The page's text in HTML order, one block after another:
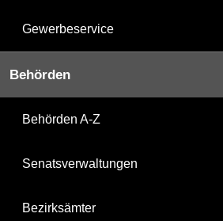
Gewerbeservice
Behörden
Behörden A-Z
Senatsverwaltungen
Bezirksämter